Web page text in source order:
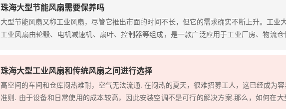
珠海大型节能风扇需要保养吗
大型节能风扇又称工业风扇，尽管它推出市面的时间不长，但它的需求确实不断上升。工业
工业风扇由轮毂、电机减速机、扇叶、控制器等组成，是一款广泛应用于工业厂房、物流仓
珠海大型工业风扇和传统风扇之间进行选择
高空间的车间和仓库闷热难耐，空气无法流通. 在闷热的夏天，很难招募工人，这已经成为
准则. 由于设备和日常使用的成本较高，因此安装空调不是可行的解决方案.那么，如何在大